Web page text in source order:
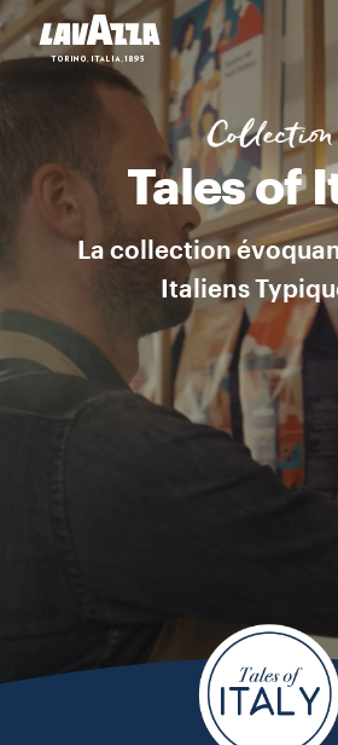
LA CAFFETTERIA ITALIANA Une
Collection
Tales of
La collection
Italiens